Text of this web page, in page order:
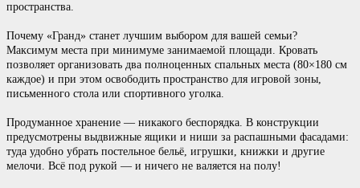
пространства.
Почему «Гранд» станет лучшим выбором для вашей семьи?
Максимум места при минимуме занимаемой площади. Кровать
позволяет организовать два полноценных спальных места (80×180 см
каждое) и при этом освободить пространство для игровой зоны,
письменного стола или спортивного уголка.
Продуманное хранение — никакого беспорядка. В конструкции
предусмотрены выдвижные ящики и ниши за распашными фасадами:
туда удобно убрать постельное бельё, игрушки, книжки и другие
мелочи. Всё под рукой — и ничего не валяется на полу!